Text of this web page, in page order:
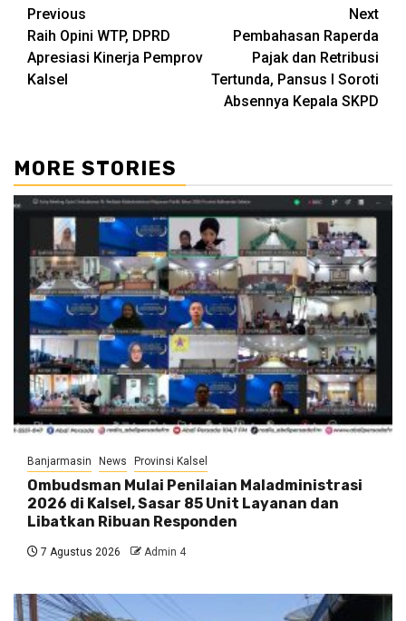
Continue
Reading
Previous
Raih Opini WTP, DPRD
Apresiasi Kinerja Pemprov
Kalsel
Next
Pembahasan Raperda
Pajak dan Retribusi
Tertunda, Pansus I Soroti
Absennya Kepala SKPD
MORE STORIES
Banjarmasin News Provinsi Kalsel
Ombudsman Mulai Penilaian Maladministrasi
2026 di Kalsel, Sasar 85 Unit Layanan dan
Libatkan Ribuan Responden
7 Agustus 2026 Admin 4